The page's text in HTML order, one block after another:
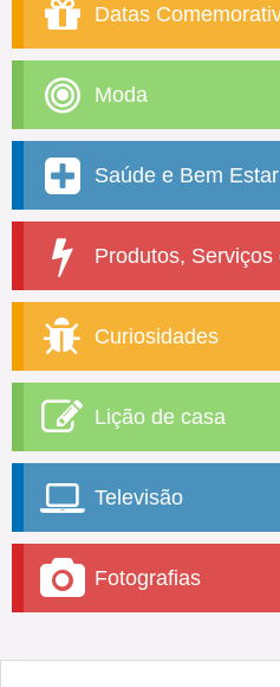
Datas
Moda
Saúde e Bem Estar
Produtos,
Curiosidades
Lição de casa
Televisão
Fotografias